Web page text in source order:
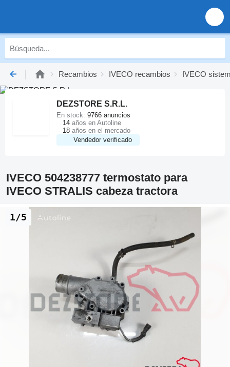
Recambios IVECO recambios IVECO
DEZSTORE S.R.L.
Vendedor verificado
En stock: 9766 anuncios
14 años en Autoline
18 años en el mercado
IVECO 504238777 termostato para
IVECO STRALIS cabeza tractora
1/5